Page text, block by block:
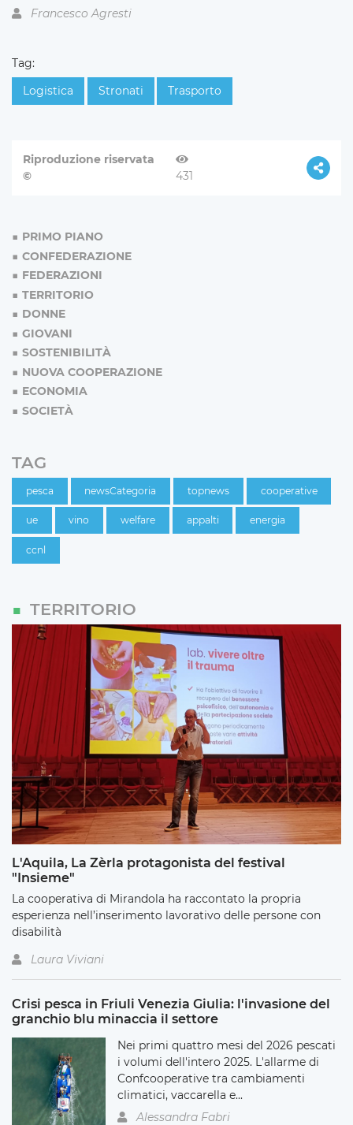
Francesco Agresti
Tag:
Logistica
Stronati Trasporto
Riproduzione riservata
©
431
PRIMO PIANO
CONFEDERAZIONE
FEDERAZIONI
TERRITORIO
DONNE
GIOVANI
SOSTENIBILITÀ
NUOVA COOPERAZIONE
ECONOMIA
SOCIETÀ
TAG
pesca newsCategoria topnews cooperative
ue vino welfare appalti energia
ccnl
TERRITORIO
L'Aquila, La Zèrla protagonista del festival
"Insieme"
La cooperativa di Mirandola ha raccontato la propria
esperienza nell’inserimento lavorativo delle persone con
disabilità
Laura Viviani
Crisi pesca in Friuli Venezia Giulia: l'invasione del
granchio blu minaccia il settore
Nei primi quattro mesi del 2026 pescati
i volumi dell'intero 2025. L'allarme di
Confcooperative tra cambiamenti
climatici, vaccarella e...
Alessandra Fabri